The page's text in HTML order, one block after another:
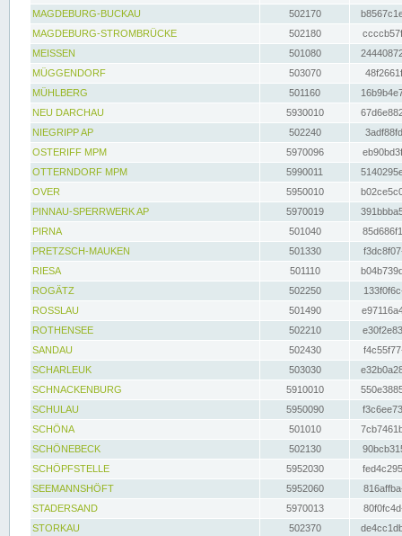
MAGDEBURG-BUCKAU
502170
MAGDEBURG-STROMBRÜCKE
502180
MEISSEN
501080
MÜGGENDORF
503070
MÜHLBERG
501160
NEU DARCHAU
5930010
NIEGRIPP AP
502240
OSTERIFF MPM
5970096
OTTERNDORF MPM
5990011
OVER
5950010
PINNAU-SPERRWERK AP
5970019
PIRNA
501040
PRETZSCH-MAUKEN
501330
RIESA
501110
ROGÄTZ
502250
ROSSLAU
501490
ROTHENSEE
502210
SANDAU
502430
SCHARLEUK
503030
SCHNACKENBURG
5910010
SCHULAU
5950090
SCHÖNA
501010
SCHÖNEBECK
502130
SCHÖPFSTELLE
5952030
SEEMANNSHÖFT
5952060
STADERSAND
5970013
STORKAU
502370